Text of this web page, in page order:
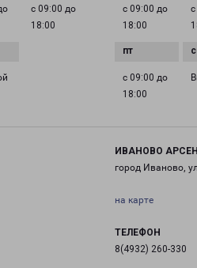
с 09:00 до
18:00
с 09:00 до
18:00
с 09:00 до
18:00
ИВАНОВО
город Иваново,
на карте
ТЕЛЕФОН
8(4932) 260-330